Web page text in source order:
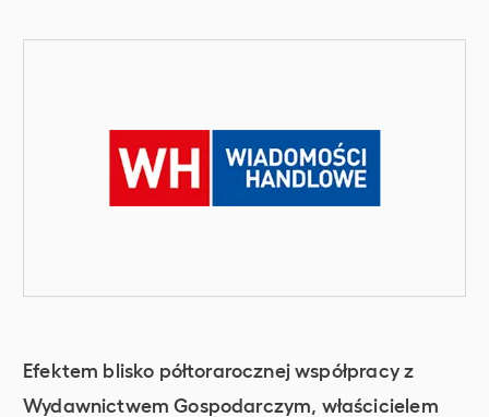
Efektem blisko półtorarocznej współpracy z
Wydawnictwem Gospodarczym, właścicielem